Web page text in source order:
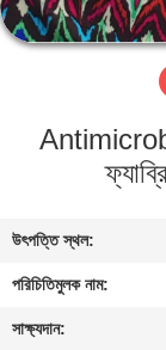
আমাদের
মান
নিয়ন্ত্রণ
উৎপত্তি স্থল:
পরিচিতিমুলক নাম:
সাক্ষ্যদান: